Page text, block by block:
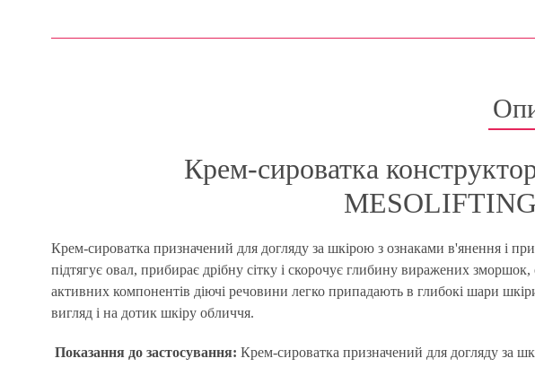
Крем-сироватка
MESOLIFTING
Крем-сироватка призначений для догляду за шкірою з ознаками в'янення і
підтягує овал, прибирає дрібну сітку і скорочує глибину виражених
активних компонентів діючі речовини легко припадають в глибокі шари
вигляд і на дотик шкіру обличчя.
Показання до застосування: Крем-сироватка призначений для догляду за